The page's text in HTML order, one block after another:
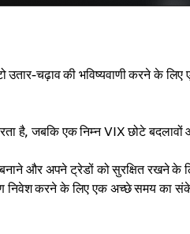
चढ़ाव की भविष्यवाणी करने के
है, जबकि एक निम्न VIX छोटे
और अपने ट्रेडों को सुरक्षित रखने के
निवेश करने के लिए एक अच्छे समय का